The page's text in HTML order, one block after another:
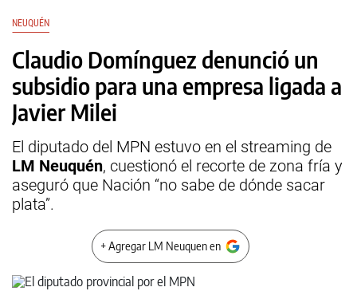
NEUQUÉN
Claudio Domínguez denunció un
subsidio para una empresa ligada a
Javier Milei
El diputado del MPN estuvo en el streaming de
LM Neuquén, cuestionó el recorte de zona fría y
aseguró que Nación “no sabe de dónde sacar
plata”.
+ Agregar LM Neuquen en